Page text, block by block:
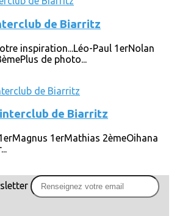
de Biarritz
inspiration...Léo-Paul 1erNolan
de photo...
de Biarritz
1erMathias 2èmeOihana